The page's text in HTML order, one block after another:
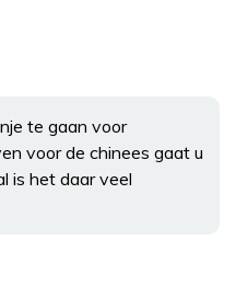
te gaan voor
voor de chinees gaat u
is het daar veel